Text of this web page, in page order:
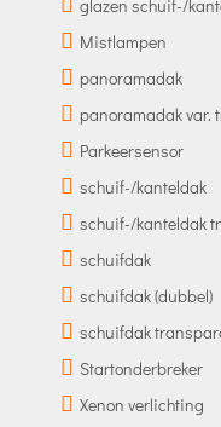
glazen schuif-/
Mistlampen
panoramadak
panoramadak var.
Parkeersensor
schuif-/kanteldak
schuif-/kanteldak
schuifdak
schuifdak (dubbel)
schuifdak
Startonderbreker
Xenon verlichting